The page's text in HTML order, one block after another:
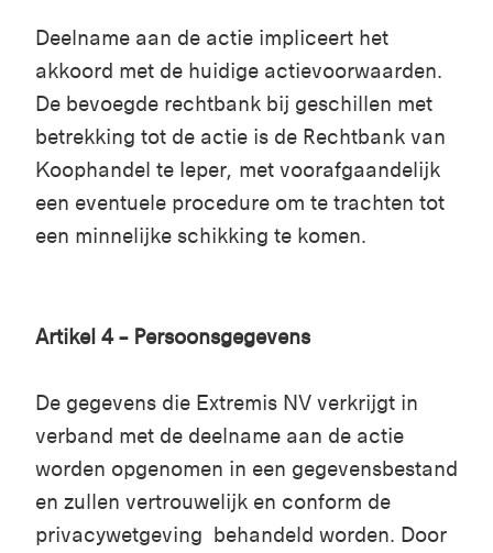
Deelname aan de actie impliceert het
akkoord met de huidige actievoorwaarden.
De bevoegde rechtbank bij geschillen met
betrekking tot de actie is de Rechtbank van
Koophandel te Ieper, met voorafgaandelijk
een eventuele procedure om te trachten tot
een minnelijke schikking te komen.
Artikel 4 – Persoonsgegevens
De gegevens die Extremis NV verkrijgt in
verband met de deelname aan de actie
worden opgenomen in een gegevensbestand
en zullen vertrouwelijk en conform de
privacywetgeving behandeld worden. Door